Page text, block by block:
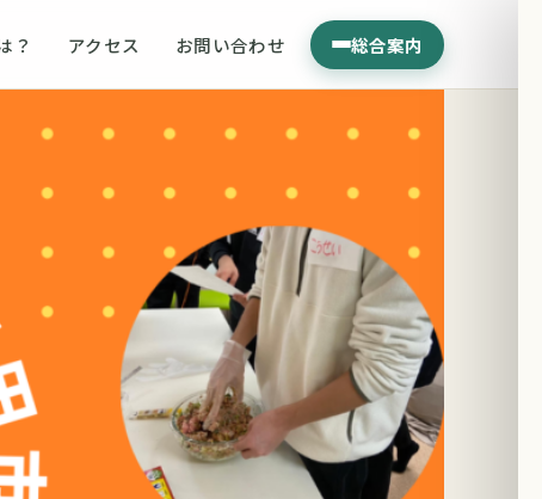
？ アクセス お問い合わせ 総合案内